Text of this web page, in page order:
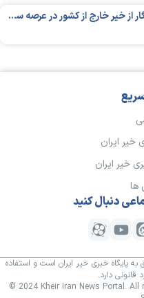
همراه وطن در روزهای بحران؛ گامی ماندگار از خیر خارج از کشور در عرصه سلامت
خیر ایران
خیر ایران
ها
دنبال کنید
پایگاه خبری خیر ایران است و استفاده
قانونی دارد.
© 2024 Kheir Iran News Portal.